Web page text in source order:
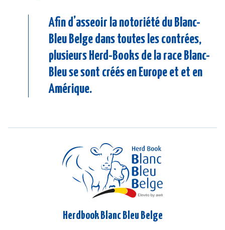
Afin d’asseoir la notoriété du Blanc-
Bleu Belge dans toutes les contrées,
plusieurs Herd-Books de la race Blanc-
Bleu se sont créés en Europe et et en
Amérique.
Herdbook Blanc Bleu Belge